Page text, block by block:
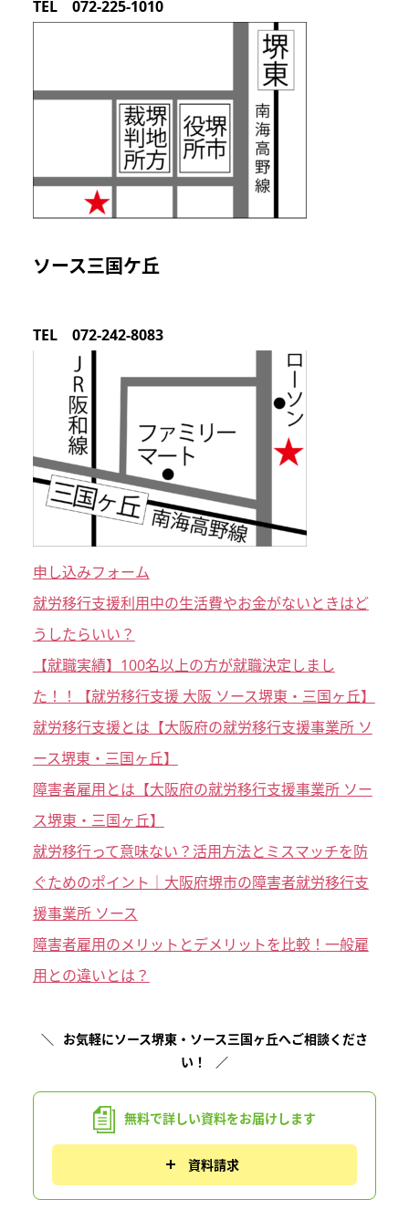
TEL 072-225-1010
ソース三国ケ丘
TEL 072-242-8083
申し込みフォーム
就労移行支援利用中の生活費やお金がないときはど
うしたらいい？
【就職実績】100名以上の方が就職決定しまし
た！！【就労移行支援 大阪 ソース堺東・三国ヶ丘】
就労移行支援とは【大阪府の就労移行支援事業所 ソ
ース堺東・三国ヶ丘】
障害者雇用とは【大阪府の就労移行支援事業所 ソー
ス堺東・三国ヶ丘】
就労移行って意味ない？活用方法とミスマッチを防
ぐためのポイント｜大阪府堺市の障害者就労移行支
援事業所 ソース
障害者雇用のメリットとデメリットを比較！一般雇
用との違いとは？
お気軽にソース堺東・ソース三国ヶ丘へご相談くださ
い！
無料で詳しい資料をお届けします
資料請求